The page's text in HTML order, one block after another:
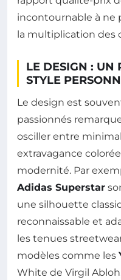
incontournable à ne
la multiplication des
LE DESIGN : UN
STYLE
Le design est
passionnés
osciller entre
extravagance
modernité. Par
Adidas Superstar
une silhouette
reconnaissable et
les tenues
modèles comme les
White de Virgil